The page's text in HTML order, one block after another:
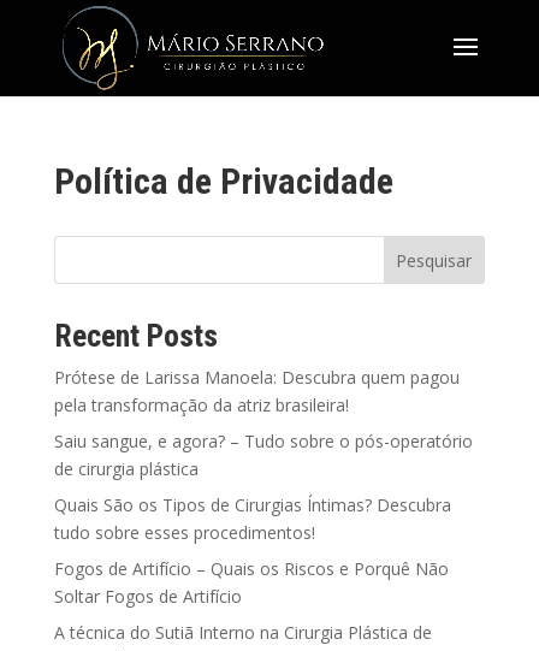
Política de Privacidade
Pesquisar
Recent Posts
Prótese de Larissa Manoela: Descubra quem pagou
pela transformação da atriz brasileira!
Saiu sangue, e agora? – Tudo sobre o pós-operatório
de cirurgia plástica
Quais São os Tipos de Cirurgias Íntimas? Descubra
tudo sobre esses procedimentos!
Fogos de Artifício – Quais os Riscos e Porquê Não
Soltar Fogos de Artifício
A técnica do Sutiã Interno na Cirurgia Plástica de